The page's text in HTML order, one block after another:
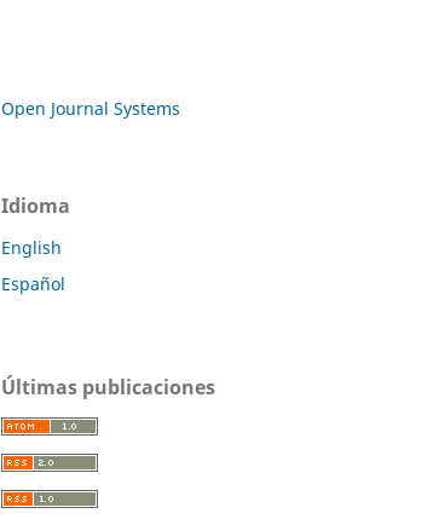
Open Journal Systems
Idioma
English
Español
Últimas publicaciones